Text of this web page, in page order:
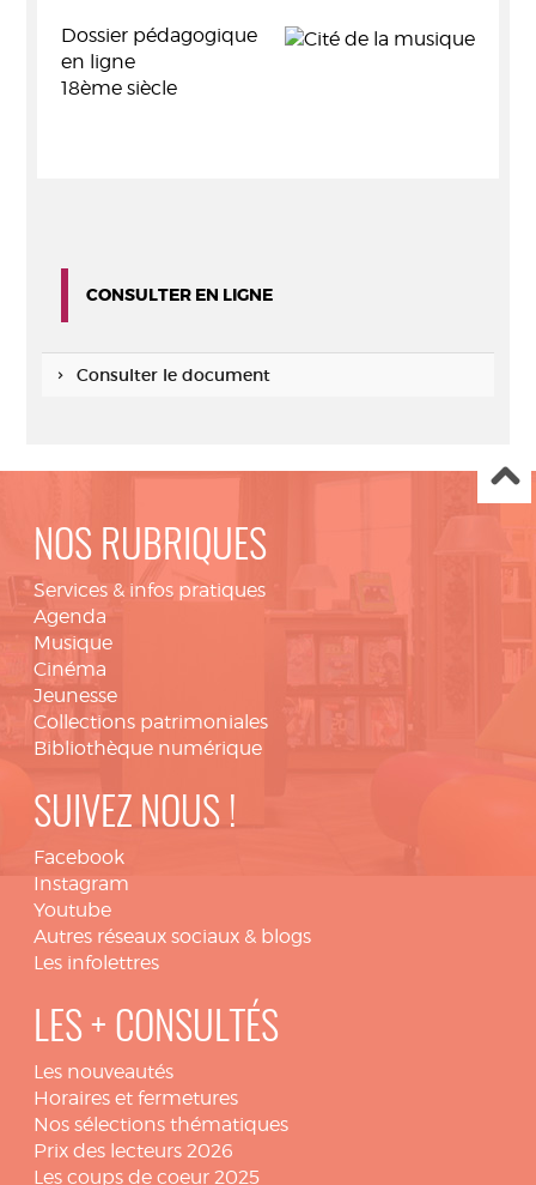
Dossier pédagogique
en ligne
18ème siècle
CONSULTER EN LIGNE
Consulter le document
NOS RUBRIQUES
Services & infos pratiques
Agenda
Musique
Cinéma
Jeunesse
Collections patrimoniales
Bibliothèque numérique
SUIVEZ NOUS !
Facebook
Instagram
Youtube
Autres réseaux sociaux & blogs
Les infolettres
LES + CONSULTÉS
Les nouveautés
Horaires et fermetures
Nos sélections thématiques
Prix des lecteurs 2026
Les coups de coeur 2025